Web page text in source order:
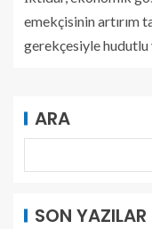
emekçisinin artırım
gerekçesiyle hudutlu
ARA
SON YAZILAR